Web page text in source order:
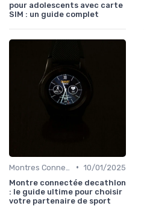
pour adolescents avec carte
SIM : un guide complet
• 10/01/2025
Montre connectée decathlon
: le guide ultime pour choisir
votre partenaire de sport